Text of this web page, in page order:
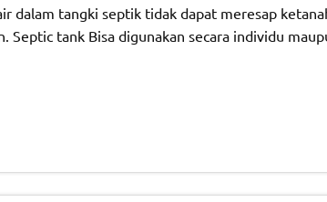
dalam tangki septik tidak dapat meresap
Septic tank Bisa digunakan secara individu